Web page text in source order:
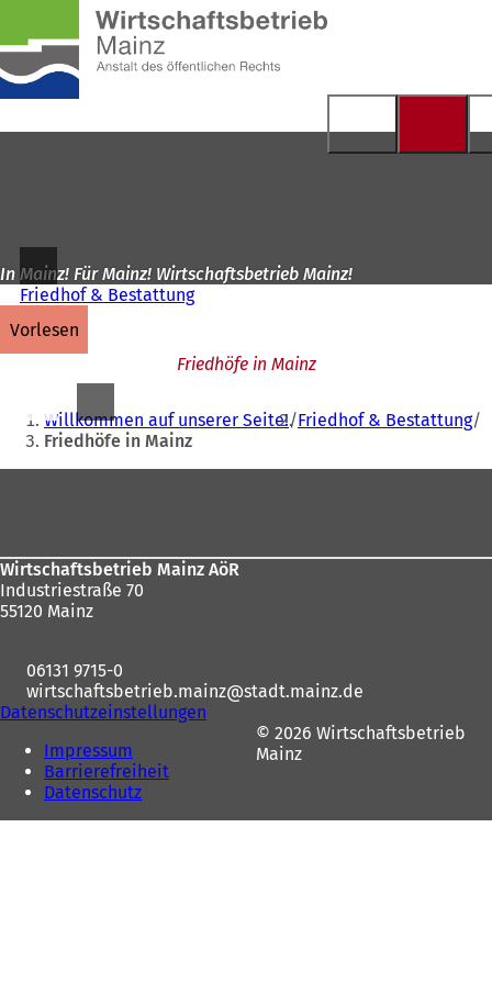
Inhalt anspringen
In Mainz! Für Mainz! Wirtschaftsbetrieb Mainz!
Friedhof & Bestattung
vorlesen
Friedhöfe in Mainz
Sie
befinden
sich
Willkommen auf unserer Seite! Friedhof & Bestattung
Friedhöfe in Mainz
Wirtschaftsbetrieb Mainz AöR
Industriestraße 70
55120 Mainz
06131 9715-0
wirtschaftsbetrieb.mainz
stadt.mainz de
Datenschutzeinstellungen
Impressum
Barrierefreiheit
Datenschutz
© 2026 Wirtschaftsbetrieb
Mainz